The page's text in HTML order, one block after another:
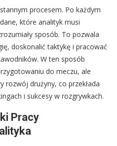
procesem. Po każdym
które analityk musi
sposób. To pozwala
doskonalić taktykę i pracować
W ten sposób
do meczu, ale
rozwój drużyny, co przekłada
i sukcesy w rozgrywkach.
Pracy